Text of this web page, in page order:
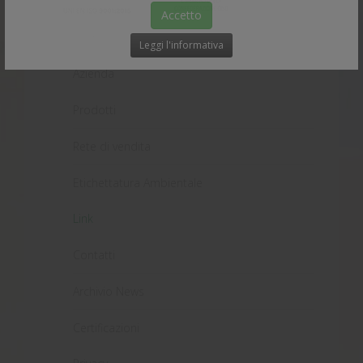
Accetto
Leggi l'informativa
Azienda